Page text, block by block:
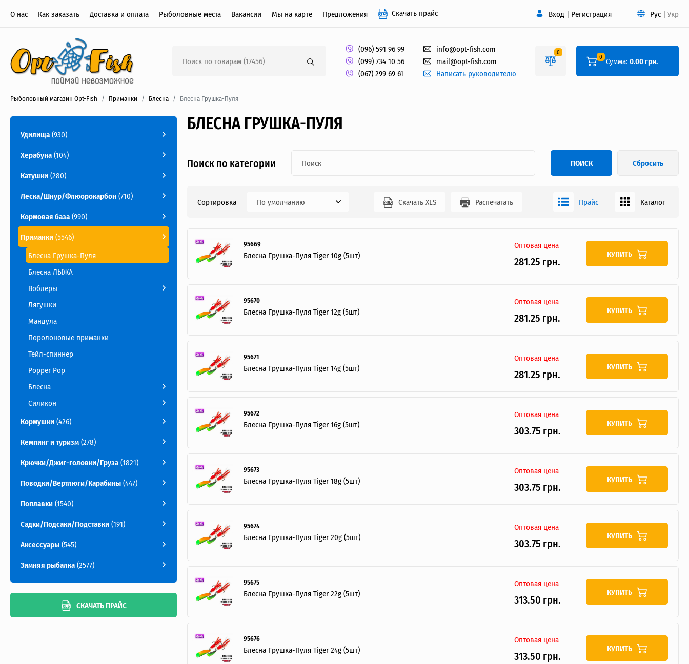
О нас Как заказать Доставка и оплата Рыболовные места Вакансии Мы на карте Предложения Скачать прайс Вход | Регистрация Рус | Укр
(096) 591 96 99
(099) 734 10 56
(067) 299 69 61
info@opt-fish.com
mail@opt-fish.com
Написать руководителю
0
0 Сумма:0.00 грн.
Рыболовный магазин Opt-Fish Приманки Блесна Блесна Грушка-Пуля
БЛЕСНА ГРУШКА-ПУЛЯ
Поиск по категории ПОИСК Сбросить
Сортировка По умолчанию Скачать XLS Распечатать Прайс Каталог
95669
Блесна Грушка-Пуля Tiger 10g (5шт)
Оптовая цена
281.25 грн. КУПИТЬ
95670
Блесна Грушка-Пуля Tiger 12g (5шт)
Оптовая цена
281.25 грн. КУПИТЬ
95671
Блесна Грушка-Пуля Tiger 14g (5шт)
Оптовая цена
281.25 грн. КУПИТЬ
95672
Блесна Грушка-Пуля Tiger 16g (5шт)
Оптовая цена
303.75 грн. КУПИТЬ
95673
Блесна Грушка-Пуля Tiger 18g (5шт)
Оптовая цена
303.75 грн. КУПИТЬ
95674
Блесна Грушка-Пуля Tiger 20g (5шт)
Оптовая цена
303.75 грн. КУПИТЬ
95675
Блесна Грушка-Пуля Tiger 22g (5шт)
Оптовая цена
313.50 грн. КУПИТЬ
95676
Блесна Грушка-Пуля Tiger 24g (5шт)
Оптовая цена
313.50 грн. КУПИТЬ
Удилища(930)
Херабуна(104)
Катушки(280)
Леска/Шнур/Флюорокарбон(710)
Кормовая база(990)
Приманки(5546)
Блесна Грушка-Пуля
Блесна ЛЫЖА
Воблеры
Лягушки
Мандула
Поролоновые приманки
Тейл-спиннер
Popper Pop
Блесна
Силикон
Кормушки(426)
Кемпинг и туризм(278)
Крючки/Джиг-головки/Груза(1821)
Поводки/Вертлюги/Карабины(447)
Поплавки(1540)
Садки/Подсаки/Подставки(191)
Аксессуары(545)
Зимняя рыбалка(2577)
СКАЧАТЬ ПРАЙС